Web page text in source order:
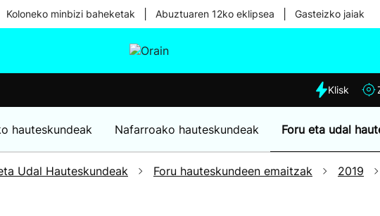
Koloneko minbizi baheketak Abuztuaren 12ko eklipsea Gasteizko jaiak
Eguraldia
Klisk
hauteskundeak Nafarroako hauteskundeak Foru eta udal
Udal Hauteskundeak Foru hauteskundeen emaitzak 2019